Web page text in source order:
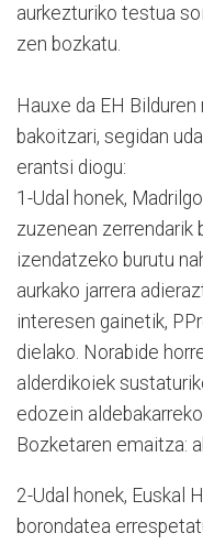
aurkezturiko testua
zen bozkatu.
Hauxe da EH
bakoitzari, segidan
erantsi diogu:
1-Udal honek,
zuzenean zerrendarik
izendatzeko burutu
aurkako jarrera
interesen gainetik,
dielako. Norabide
alderdikoiek
edozein
Bozketaren emaitza:
2-Udal honek, Euskal
borondatea